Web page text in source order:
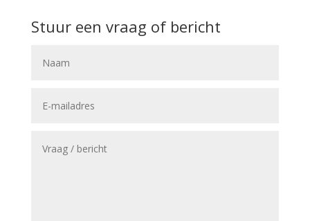
Stuur een vraag of bericht